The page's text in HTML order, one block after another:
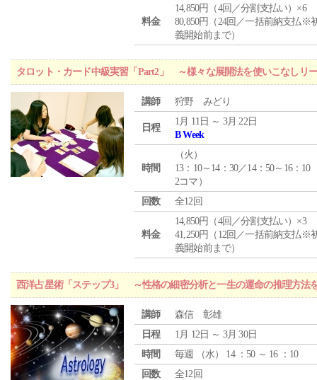
料金
14,850円（4回／分割支払い）×6
80,850円（24回／一括前納支払※
義開始前まで）
タロット・カード中級実習「Part2」 ～様々な展開法を使いこなしリ
講師 狩野 みどり
日程
1月 11日 ～ 3月 22日
B Week
時間
（火 ）
13：10～14：30／14：50～16：10
2コマ）
回数
全12回
料金
14,850円（4回／分割支払い）×3
41,250円（12回／一括前納支払※
義開始前まで）
西洋占星術「ステップ3」 ～性格の細密分析と一生の運命の推理方法
講師
森信 彰雄
日程
1月 12日 ～ 3月 30日
時間
毎週 （水） 14 ：50 ～ 16 ：10
回数
全12回